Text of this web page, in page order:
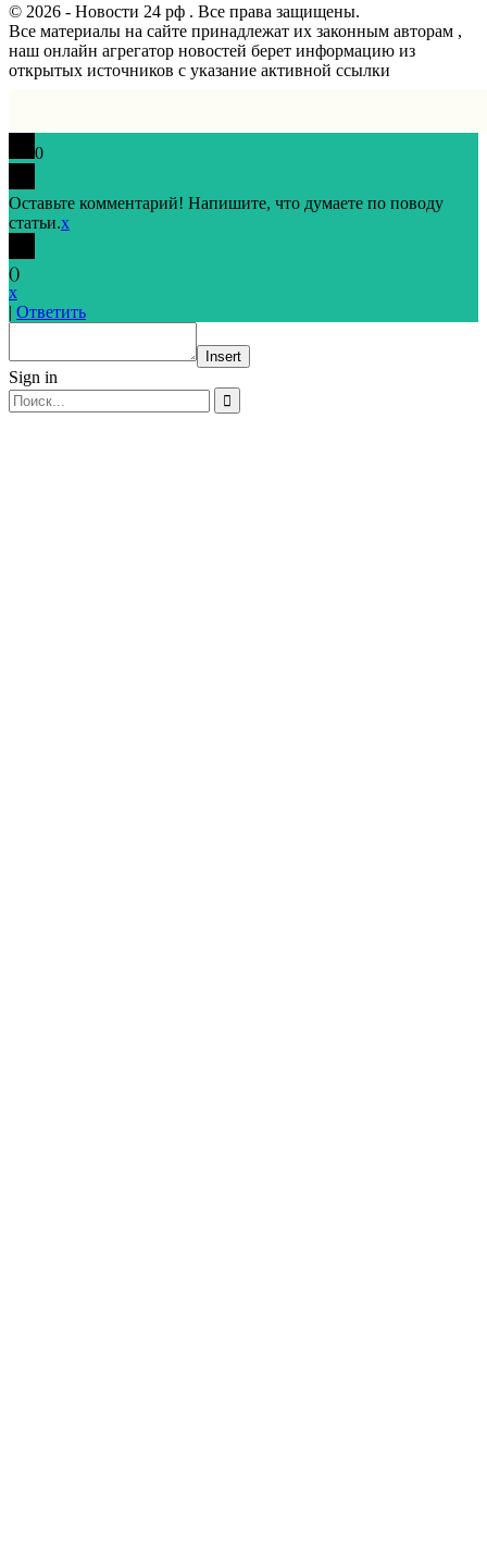
© 2026 - Новости 24 рф . Все права защищены.
Все материалы на сайте принадлежат их законным авторам ,
наш онлайн агрегатор новостей берет информацию из
открытых источников с указание активной ссылки
0
Оставьте комментарий! Напишите, что думаете по поводу
статьи.x
()
x
| Ответить
Insert
Sign in